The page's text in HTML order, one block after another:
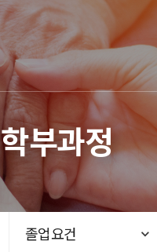
학부과정
졸업요건